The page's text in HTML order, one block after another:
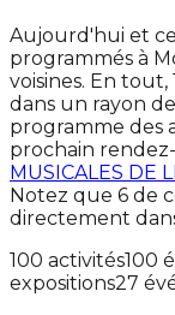
Aujourd'hui et
programmés à
voisines. En
dans un rayon
programme des
prochain
MUSICALES DE
Notez que 6 de
directement
100 activités100
expositions27